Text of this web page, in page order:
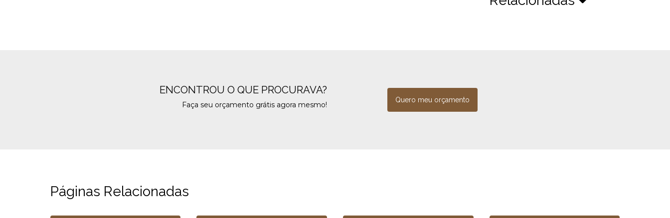
ENCONTROU O QUE PROCURAVA?
Faça seu orçamento grátis agora mesmo!
Quero meu orçamento
Páginas Relacionadas